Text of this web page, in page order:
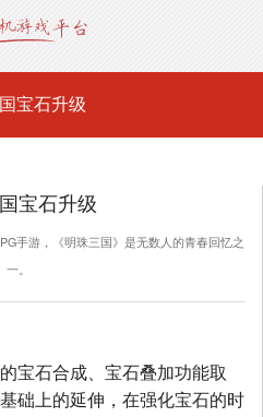
宝石升级
宝石升级
手游，《明珠三国》是无数人的青春回忆之
一。
宝石合成、宝石叠加功能取
础上的延伸，在强化宝石的时